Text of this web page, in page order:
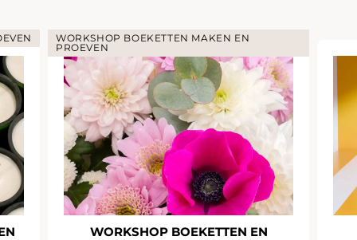
WORKSHOP BOEKETTEN MAKEN EN
PROEVEN
WORKSHOP BOEKETTEN EN